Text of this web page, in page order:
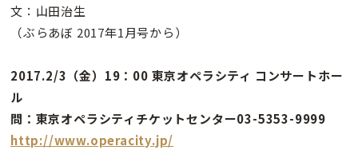
文：山田治生
（ぶらあぼ 2017年1月号から）
2017.2/3（金）19：00 東京オペラシティ コンサートホー
ル
問：東京オペラシティチケットセンター03-5353-9999
http://www.operacity.jp/